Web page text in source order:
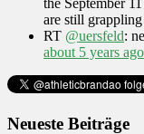
the September
are still
RT @uersfeld:
about 5 years ago
Neueste Beiträge